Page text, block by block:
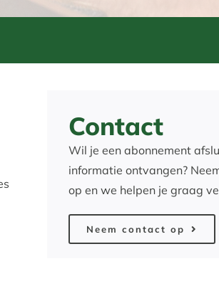
Contact
Wil je een abonnement
informatie ontvangen?
op en we helpen je graag
Neem contact op